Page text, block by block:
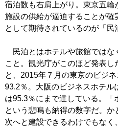
宿泊数も右肩上がり。東京五輪
施設の供給が逼迫することが確
として期待されているのが「民
民泊とはホテルや旅館ではな
こと。観光庁がこのほど発表し
と、2015年７月の東京のビジ
93.2％。大阪のビジネスホテル
は95.3％にまで達している。「
という悲鳴も納得の数字だ。か
次へと建設できるわけでもなく